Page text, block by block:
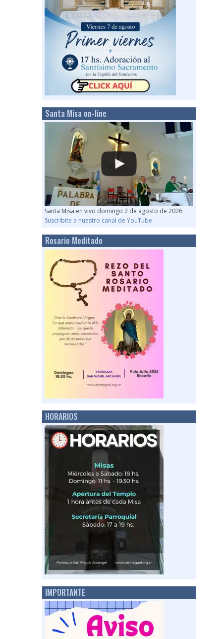
Santa Misa on-line
Santa Misa en vivo domingo 2 de agosto de 2026
Suscribite a nuestro canal de YouTube
Rosario Meditado
HORARIOS
IMPORTANTE